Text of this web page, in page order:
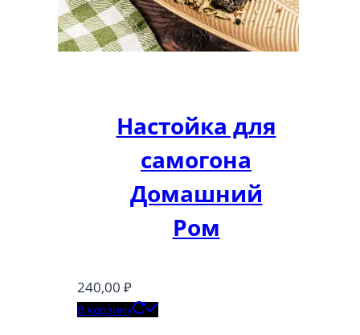
Настойка для
самогона
Домашний
Ром
240,00 ₽
В корзину